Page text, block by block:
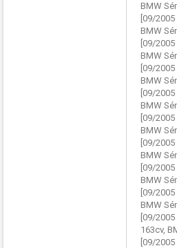
BMW
[09/
BMW
[09/
BMW
[09/
BMW
[09/
BMW
[09/
BMW
[09/
BMW
[09/
BMW
[09/
BMW
[09/
163cv,
[09/